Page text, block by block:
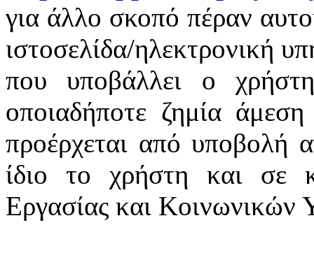
για άλλο σκοπό πέραν
ιστοσελίδα/ηλεκτρονική
που υποβάλλει ο
οποιαδήποτε ζημία
προέρχεται από υποβολή
ίδιο το χρήστη και σε
Εργασίας και Κοινωνικών